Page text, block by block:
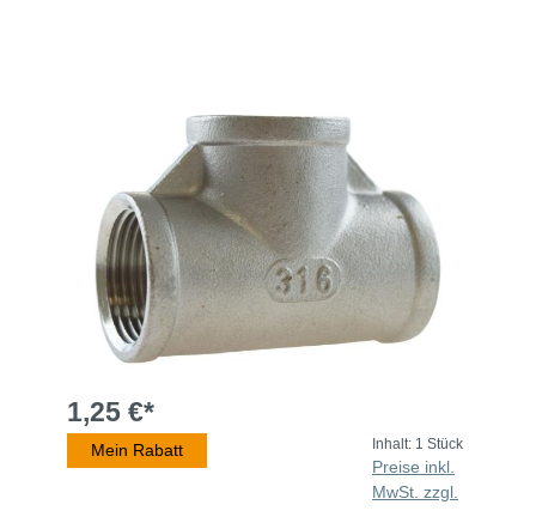
1,25 €*
Mein Rabatt Inhalt: 1 Stück
Preise inkl.
MwSt. zzgl.